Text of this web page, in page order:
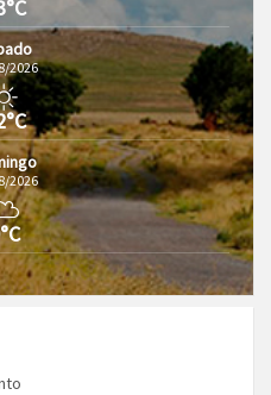
2026
2026